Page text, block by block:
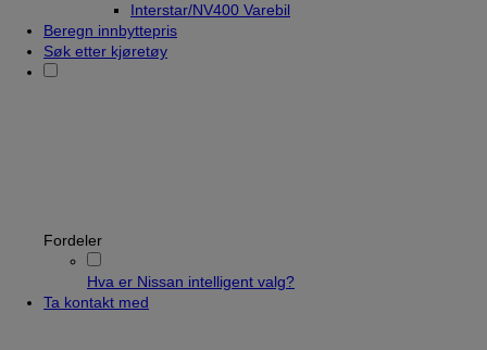
Interstar/NV400 Varebil
Beregn innbyttepris
Søk etter kjøretøy
Fordeler
Hva er Nissan intelligent valg?
Ta kontakt med